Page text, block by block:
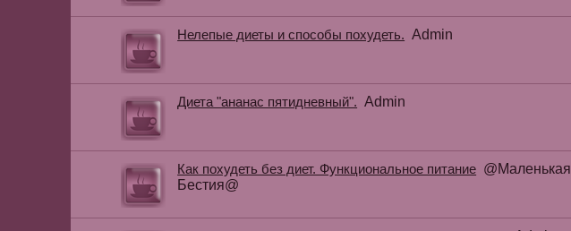
Нелепые диеты и способы похудеть. Admin
Диета "ананас пятидневный". Admin
Как похудеть без диет. Функциональное питание @Маленькая
Бестия@